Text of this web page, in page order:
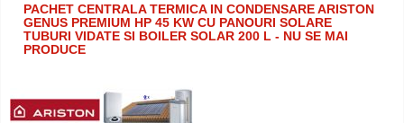
PACHET CENTRALA TERMICA IN CONDENSARE ARISTON
GENUS PREMIUM HP 45 KW CU PANOURI SOLARE
TUBURI VIDATE SI BOILER SOLAR 200 L - NU SE MAI
PRODUCE